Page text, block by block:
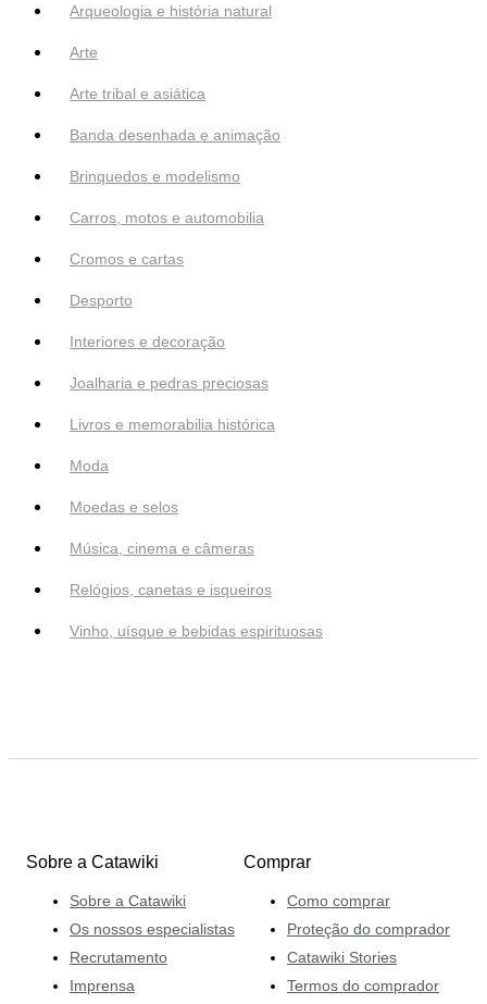
Arqueologia e história natural
Arte
Arte tribal e asiática
Banda desenhada e animação
Brinquedos e modelismo
Carros, motos e automobilia
Cromos e cartas
Desporto
Interiores e decoração
Joalharia e pedras preciosas
Livros e memorabilia histórica
Moda
Moedas e selos
Música, cinema e câmeras
Relógios, canetas e isqueiros
Vinho, uísque e bebidas espirituosas
Sobre a Catawiki
Sobre a Catawiki
Os nossos especialistas
Recrutamento
Imprensa
Comprar
Como comprar
Proteção do comprador
Catawiki Stories
Termos do comprador